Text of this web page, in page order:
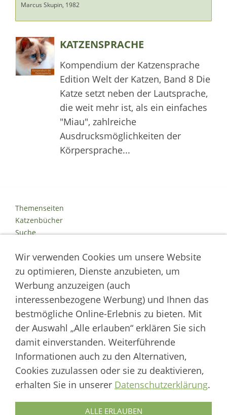
Marcus Skupin, 1982
KATZENSPRACHE
Kompendium der Katzensprache
Edition Welt der Katzen, Band 8 Die
Katze setzt neben der Lautsprache,
die weit mehr ist, als ein einfaches
"Miau", zahlreiche
Ausdrucksmöglichkeiten der
Körpersprache...
Themenseiten
Katzenbücher
Suche
Impressum
Datenschutz
Cookies
Autor der Welt der Katzen
___________________
Fortpflanzung von Hauskatzen und Wildkatzenarten
Artikel werden regelmäßig aktualisiert und neue Forschungsergebnisse
berücksichtigt.
Wir verwenden Cookies um unsere Website
zu optimieren, Dienste anzubieten, um
Werbung anzuzeigen (auch
interessenbezogene Werbung) und Ihnen das
bestmögliche Online-Erlebnis zu bieten. Mit
der Auswahl „Alle erlauben“ erklären Sie sich
damit einverstanden. Weiterführende
Informationen auch zu den Alternativen,
Cookies zuzulassen oder sie zu deaktivieren,
erhalten Sie in unserer Datenschutzerklärung.
ALLE ERLAUBEN